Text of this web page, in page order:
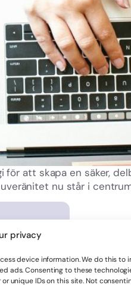
privacy
device information. We do this to
ads. Consenting to these
unique IDs on this site. Not
för att skapa en säker,
nu står i